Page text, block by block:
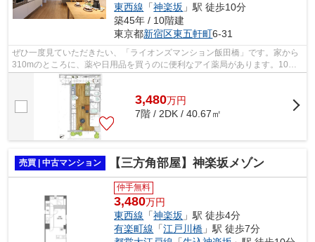
東西線 「神楽坂 」駅 徒歩10分
築45年 / 10階建
東京都新宿区東五軒町6-31
ぜひ一度見ていただきたい、「ライオンズマンション飯田橋」です。家から
310mのところに、薬や日用品を買うのに便利なアイ薬局があります。10階
建ての物件で周辺環境も良いです。個性...
3,480万円
7階 / 2DK / 40.67㎡
売買 | 中古マンション 【三方角部屋】神楽坂メゾン
仲手無料
3,480万円
東西線 「神楽坂 」駅 徒歩4分
有楽町線 「江戸川橋 」駅 徒歩7分